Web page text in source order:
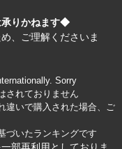
承りかねます◆
、ご理解くださいま
Sorry
されておりません
違いで購入された場合、ご
づいたランキングです